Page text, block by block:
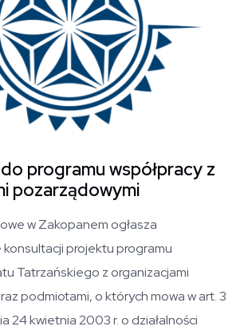
programu współpracy z
pozarządowymi
w Zakopanem ogłasza
projektu programu
Tatrzańskiego z organizacjami
podmiotami, o których mowa w art. 3
24 kwietnia 2003 r. o działalności